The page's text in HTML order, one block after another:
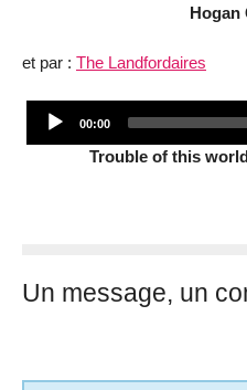
Hogan
et par : The Landfordaires
Current
00:00
Trouble of this
Un message, un